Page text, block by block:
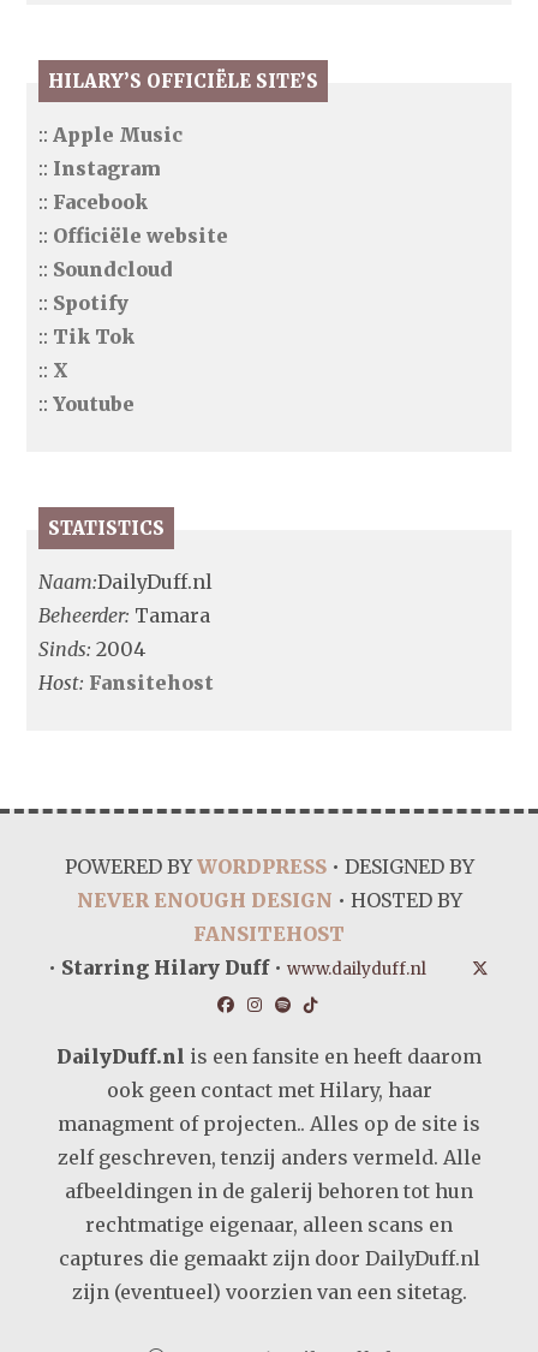
HILARY’S OFFICIËLE SITE’S
::Apple Music
:: Instagram
:: Facebook
:: Officiële website
:: Soundcloud
:: Spotify
:: Tik Tok
:: X
::Youtube
STATISTICS
Naam:DailyDuff.nl
Beheerder: Tamara
Sinds: 2004
Host: Fansitehost
POWERED BYWORDPRESS• DESIGNED BY
NEVER ENOUGH DESIGN • HOSTED BY
FANSITEHOST
• Starring Hilary Duff• www.dailyduff.nl
DailyDuff.nl is een fansite en heeft daarom
ook geen contact met Hilary, haar
managment of projecten.. Alles op de site is
zelf geschreven, tenzij anders vermeld. Alle
afbeeldingen in de galerij behoren tot hun
rechtmatige eigenaar, alleen scans en
captures die gemaakt zijn door DailyDuff.nl
zijn (eventueel) voorzien van een sitetag.